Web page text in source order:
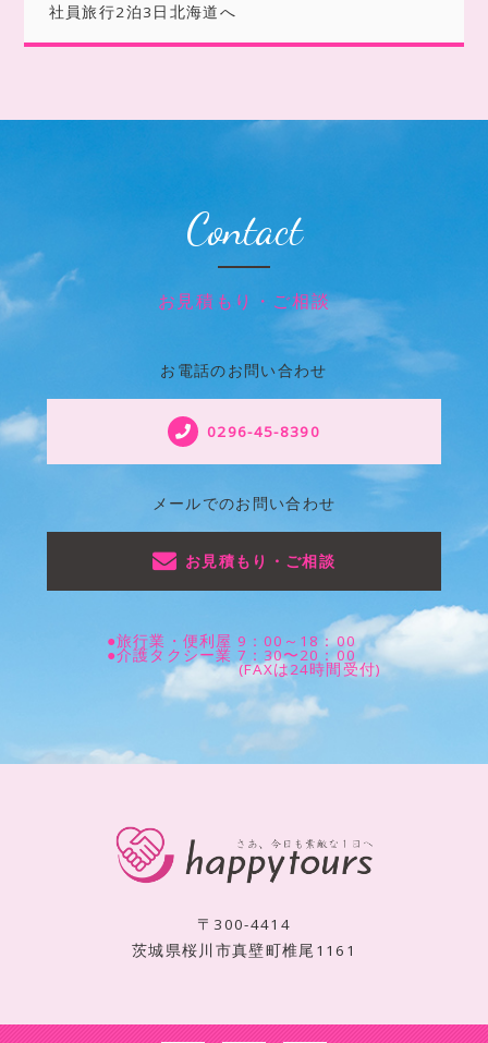
社員旅行2泊3日北海道へ
Contact
お見積もり・ご相談
お電話のお問い合わせ
0296-45-8390
メールでのお問い合わせ
お見積もり・ご相談
●旅行業・便利屋 9：00～18：00
●介護タクシー業 7：30〜20：00
(FAXは24時間受付)
〒300-4414
茨城県桜川市真壁町椎尾1161